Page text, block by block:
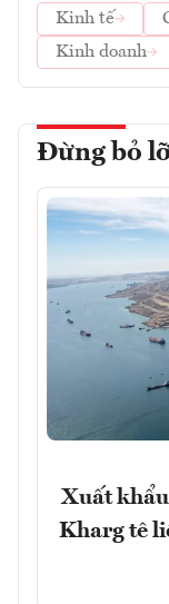
Kinh tế
Kinh doanh
Đừng bỏ lỡ
Xuất
Kharg tê